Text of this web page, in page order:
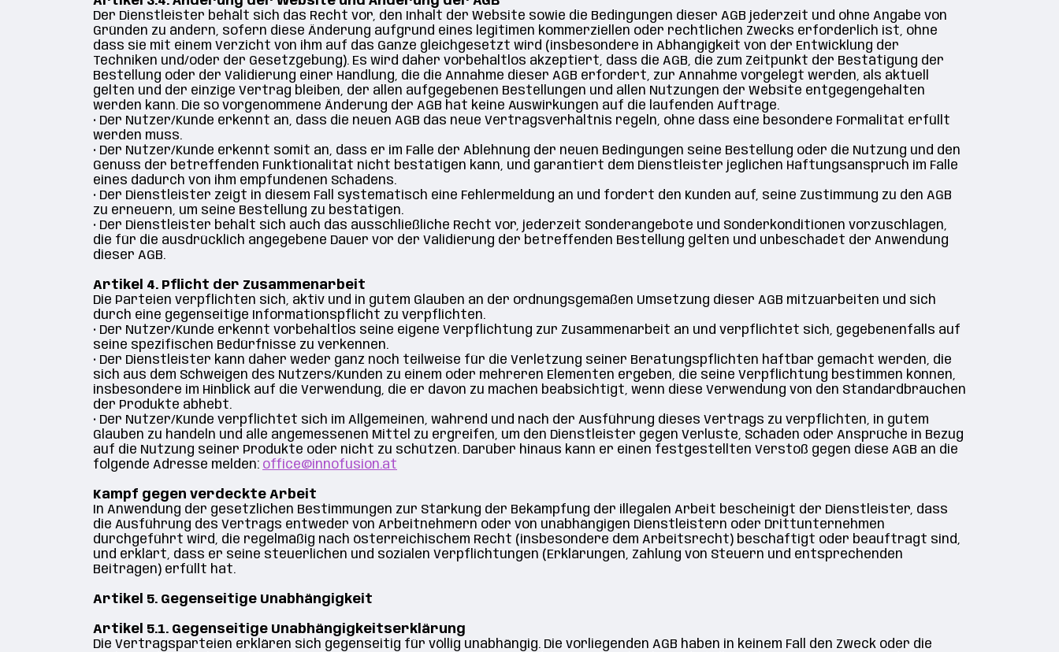
Der Dienstleister behält sich das Recht vor, den Inhalt der Website sowie die Bedingungen dieser AGB jederzeit und ohne Angabe von
Gründen zu ändern, sofern diese Änderung aufgrund eines legitimen kommerziellen oder rechtlichen Zwecks erforderlich ist, ohne
dass sie mit einem Verzicht von ihm auf das Ganze gleichgesetzt wird (insbesondere in Abhängigkeit von der Entwicklung der
Techniken und/oder der Gesetzgebung). Es wird daher vorbehaltlos akzeptiert, dass die AGB, die zum Zeitpunkt der Bestätigung der
Bestellung oder der Validierung einer Handlung, die die Annahme dieser AGB erfordert, zur Annahme vorgelegt werden, als aktuell
gelten und der einzige Vertrag bleiben, der allen aufgegebenen Bestellungen und allen Nutzungen der Website entgegengehalten
werden kann. Die so vorgenommene Änderung der AGB hat keine Auswirkungen auf die laufenden Aufträge.
• Der Nutzer/Kunde erkennt an, dass die neuen AGB das neue Vertragsverhältnis regeln, ohne dass eine besondere Formalität erfüllt
werden muss.
• Der Nutzer/Kunde erkennt somit an, dass er im Falle der Ablehnung der neuen Bedingungen seine Bestellung oder die Nutzung und den
Genuss der betreffenden Funktionalität nicht bestätigen kann, und garantiert dem Dienstleister jeglichen Haftungsanspruch im Falle
eines dadurch von ihm empfundenen Schadens.
• Der Dienstleister zeigt in diesem Fall systematisch eine Fehlermeldung an und fordert den Kunden auf, seine Zustimmung zu den AGB
zu erneuern, um seine Bestellung zu bestätigen.
• Der Dienstleister behält sich auch das ausschließliche Recht vor, jederzeit Sonderangebote und Sonderkonditionen vorzuschlagen,
die für die ausdrücklich angegebene Dauer vor der Validierung der betreffenden Bestellung gelten und unbeschadet der Anwendung
dieser AGB.
Artikel 4. Pflicht der Zusammenarbeit
Die Parteien verpflichten sich, aktiv und in gutem Glauben an der ordnungsgemäßen Umsetzung dieser AGB mitzuarbeiten und sich
durch eine gegenseitige Informationspflicht zu verpflichten.
• Der Nutzer/Kunde erkennt vorbehaltlos seine eigene Verpflichtung zur Zusammenarbeit an und verpflichtet sich, gegebenenfalls auf
seine spezifischen Bedürfnisse zu verkennen.
• Der Dienstleister kann daher weder ganz noch teilweise für die Verletzung seiner Beratungspflichten haftbar gemacht werden, die
sich aus dem Schweigen des Nutzers/Kunden zu einem oder mehreren Elementen ergeben, die seine Verpflichtung bestimmen können,
insbesondere im Hinblick auf die Verwendung, die er davon zu machen beabsichtigt, wenn diese Verwendung von den Standardbräuchen
der Produkte abhebt.
• Der Nutzer/Kunde verpflichtet sich im Allgemeinen, während und nach der Ausführung dieses Vertrags zu verpflichten, in gutem
Glauben zu handeln und alle angemessenen Mittel zu ergreifen, um den Dienstleister gegen Verluste, Schäden oder Ansprüche in Bezug
auf die Nutzung seiner Produkte oder nicht zu schützen. Darüber hinaus kann er einen festgestellten Verstoß gegen diese AGB an die
folgende Adresse melden: office@innofusion.at
Kampf gegen verdeckte Arbeit
In Anwendung der gesetzlichen Bestimmungen zur Stärkung der Bekämpfung der illegalen Arbeit bescheinigt der Dienstleister, dass
die Ausführung des Vertrags entweder von Arbeitnehmern oder von unabhängigen Dienstleistern oder Drittunternehmen
durchgeführt wird, die regelmäßig nach österreichischem Recht (insbesondere dem Arbeitsrecht) beschäftigt oder beauftragt sind,
und erklärt, dass er seine steuerlichen und sozialen Verpflichtungen (Erklärungen, Zahlung von Steuern und entsprechenden
Beiträgen) erfüllt hat.
Artikel 5. Gegenseitige Unabhängigkeit
Artikel 5.1. Gegenseitige Unabhängigkeitserklärung
Die Vertragsparteien erklären sich gegenseitig für völlig unabhängig. Die vorliegenden AGB haben in keinem Fall den Zweck oder die